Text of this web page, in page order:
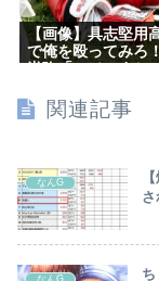
【画像】具志堅用
で俺を殴ってみろ
尚弥「マジっすか
関連記事
なんG
なんG